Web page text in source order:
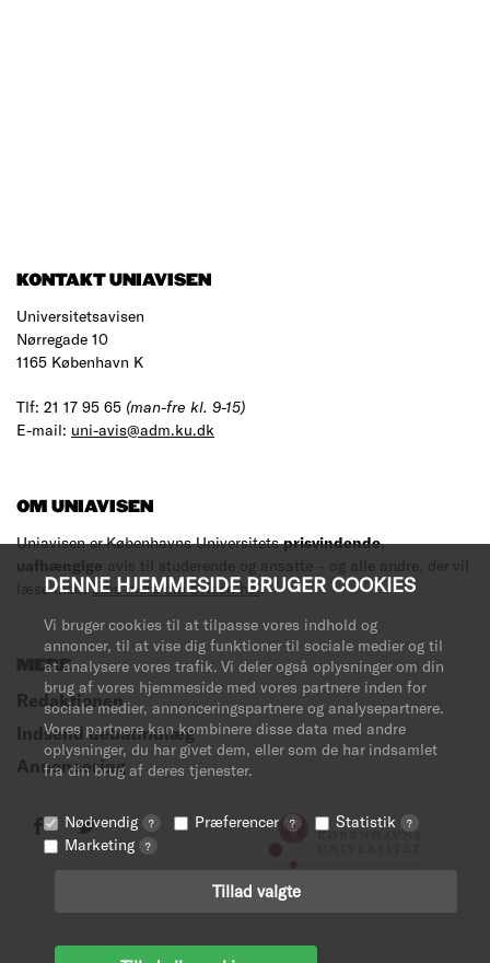
DENNE HJEMMESIDE BRUGER COOKIES
Vi bruger cookies til at tilpasse vores indhold og
annoncer, til at vise dig funktioner til sociale medier og til
at analysere vores trafik. Vi deler også oplysninger om din
brug af vores hjemmeside med vores partnere inden for
sociale medier, annonceringspartnere og analysepartnere.
Vores partnere kan kombinere disse data med andre
oplysninger, du har givet dem, eller som de har indsamlet
fra din brug af deres tjenester.
Nødvendig ? Præferencer ? Statistik ?
Marketing ?
Tillad valgte
KONTAKT UNIAVISEN
Universitetsavisen
Nørregade 10
1165 København K
Tlf: 21 17 95 65 (man-fre kl. 9-15)
E-mail: uni-avis@adm.ku.dk
OM UNIAVISEN
Uniavisen er Københavns Universitetsprisvindende,
uafhængige avis til studerende og ansatte – og alle andre, der vil
læse med.Læs mere om avisen her.
MERE
Redaktionen
Indsend debatindlæg
Annoncering